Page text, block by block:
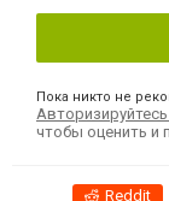
Пока никто не
Авторизируйтесь
чтобы оценить и
Reddit